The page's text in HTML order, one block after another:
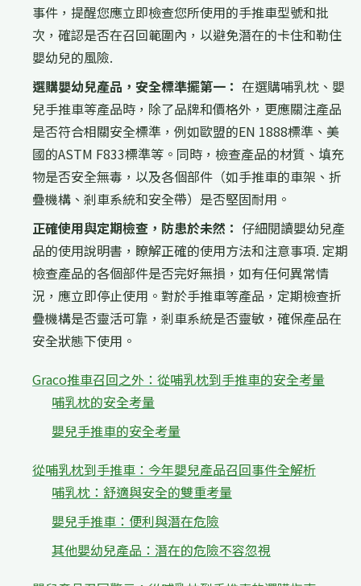
事件，提醒您應立即檢查您所使用的手推車型號和批
次，確認是否在召回範圍內，以避免潛在的卡住和勒住
嬰幼兒的風險.
選購嬰幼兒產品，安全標準擺第一： 在選購哺乳枕、嬰
兒手推車等產品時，除了品牌和價格外，更應關注產品
是否符合相關安全標準，例如歐盟的EN 1888標準、美
國的ASTM F833標準等。同時，檢查產品的材質、填充
物是否安全無毒，以及各個部件（如手推車的車架、折
疊機構、剎車系統和安全帶）是否堅固耐用。
正確使用與定期檢查，防患於未然： 仔細閱讀嬰幼兒產
品的使用說明書，瞭解正確的使用方法和注意事項. 定期
檢查產品的各個部件是否完好無損，如有任何異常情
況，應立即停止使用。對於手推車等產品，定期檢查折
疊機構是否靈活可靠，剎車系統是否靈敏，確保產品在
安全狀態下使用。
Graco推車召回之外：從哺乳枕到手推車的安全考量
哺乳枕的安全考量
嬰兒手推車的安全考量
從哺乳枕到手推車：今年嬰兒產品召回事件全解析
哺乳枕：舒適與安全的雙重考量
嬰兒手推車：便利與潛在危險
其他嬰幼兒產品：潛在的危險不容忽視